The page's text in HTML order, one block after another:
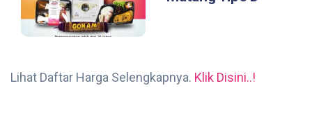
Lihat Daftar Harga Selengkapnya. Klik Disini..!